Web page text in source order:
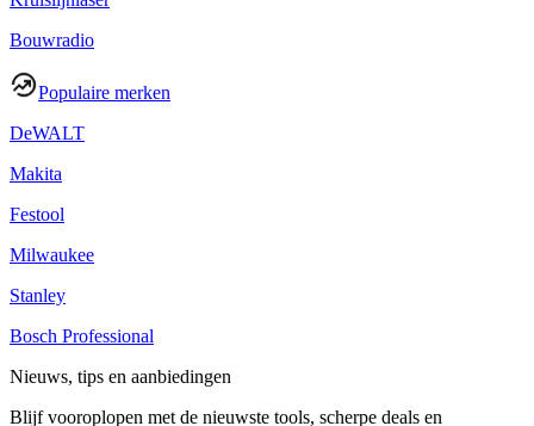
Bouwradio
Populaire merken
DeWALT
Makita
Festool
Milwaukee
Stanley
Bosch Professional
Nieuws, tips en aanbiedingen
Blijf vooroplopen met de nieuwste tools, scherpe deals en